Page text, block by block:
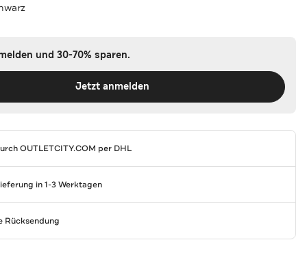
und 30-70% sparen.
Jetzt anmelden
OUTLETCITY.COM per DHL
in 1-3 Werktagen
Rücksendung